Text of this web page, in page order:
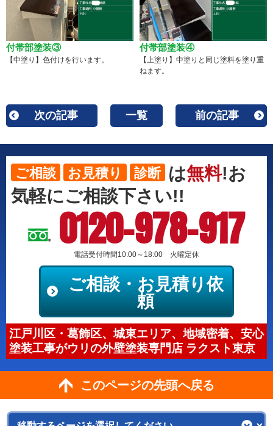
付帯部塗装③
【中塗り】色付けを行います。
付帯部塗装④
【上塗り】中塗りと同じ塗料を塗り重
ねます。
次の記事 一覧 前の記事
ご相談 お見積り 診断 は無料!お
気軽にご相談下さい!!
0120-978-917
電話受付時間10:00～18:00 火曜定休
ご相談・お見積り依
頼
江戸川区・葛飾区、城東エリア、地域密着、安心
塗装工事がウリの外壁塗装専門店 ラクスト東京
このページの先頭へ戻る